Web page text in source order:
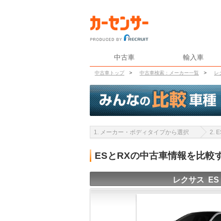
中古車 輸入車
中古車トップ > 中古車検索：メーカー一覧 > レ
1. メーカー・ボディタイプから選択 2.
ESとRXの中古車情報を比較
レクサス ES